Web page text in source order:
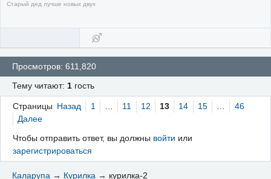
Старый дед лучше новых двух
Просмотров: 611,820
Тему читают: 1 гость
Страницы Назад 1 11 12 13 14 15
46
Далее
Чтобы отправить ответ, вы должны войти или
зарегистрироваться
Каларупа → Курилка → курилка-2